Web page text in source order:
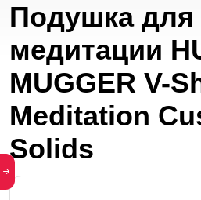
Подушка для
медитации
MUGGER V-
Meditation
Solids